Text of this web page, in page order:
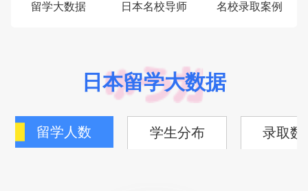
留学大数据 日本名校导师 名校录取案例
日本留学大数据
留学人数 学生分布 录取数